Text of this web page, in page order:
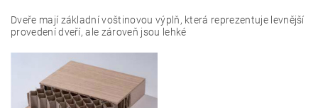
Dveře mají základní voštinovou výplň, která reprezentuje levnější
provedení dveří, ale zároveň jsou lehké